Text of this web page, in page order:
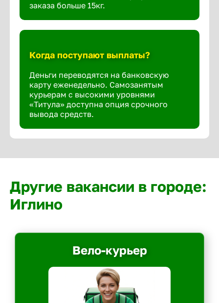
заказа больше 15кг.
Когда поступают выплаты?
Деньги переводятся на банковскую
карту еженедельно. Самозанятым
курьерам с высокими уровнями
«Титула» доступна опция срочного
вывода средств.
Другие вакансии в городе:
Иглино
Вело-курьер